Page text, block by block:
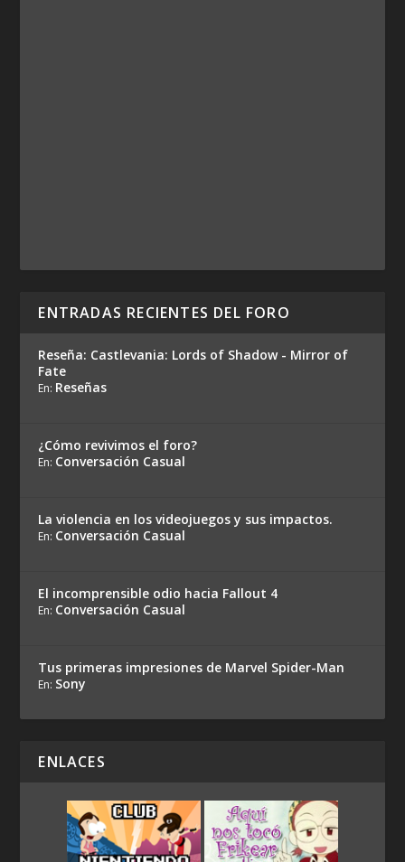
ENTRADAS RECIENTES DEL FORO
Reseña: Castlevania: Lords of Shadow - Mirror of
Fate
En: Reseñas
¿Cómo revivimos el foro?
En: Conversación Casual
La violencia en los videojuegos y sus impactos.
En: Conversación Casual
El incomprensible odio hacia Fallout 4
En: Conversación Casual
Tus primeras impresiones de Marvel Spider-Man
En: Sony
ENLACES